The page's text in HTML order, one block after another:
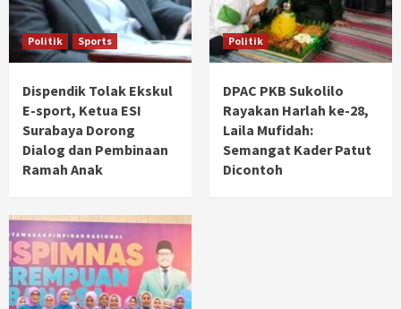
Politik Sports
Dispendik Tolak Ekskul
E-sport, Ketua ESI
Surabaya Dorong
Dialog dan Pembinaan
Ramah Anak
Politik
DPAC PKB Sukolilo
Rayakan Harlah ke-28,
Laila Mufidah:
Semangat Kader Patut
Dicontoh